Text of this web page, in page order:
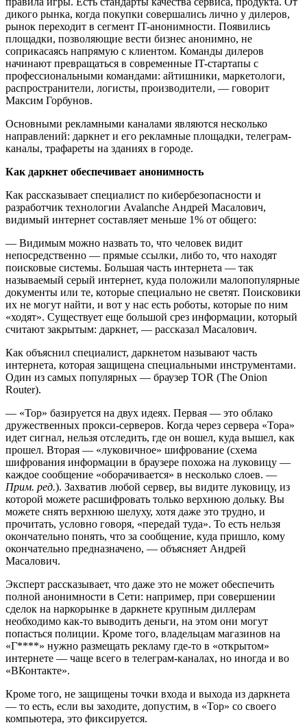
дикого рынка, когда покупки совершались лично у дилеров,
рынок переходит в сегмент IT-анонимности. Появились
площадки, позволяющие вести бизнес анонимно, не
соприкасаясь напрямую с клиентом. Команды дилеров
начинают превращаться в современные IT-стартапы с
профессиональными командами: айтишники, маркетологи,
распространители, логисты, производители, — говорит
Максим Горбунов.
Основными рекламными каналами являются несколько
направлений: даркнет и его рекламные площадки, телеграм-
каналы, трафареты на зданиях в городе.
Как даркнет обеспечивает анонимность
Как рассказывает специалист по кибербезопасности и
разработчик технологии Avalanche Андрей Масалович,
видимый интернет составляет меньше 1% от общего:
— Видимым можно назвать то, что человек видит
непосредственно — прямые ссылки, либо то, что находят
поисковые системы. Большая часть интернета — так
называемый серый интернет, куда положили малопопулярные
документы или те, которые специально не светят. Поисковики
их не могут найти, и вот у нас есть роботы, которые по ним
«ходят». Существует еще большой срез информации, который
считают закрытым: даркнет, — рассказал Масалович.
Как объяснил специалист, даркнетом называют часть
интернета, которая защищена специальными инструментами.
Один из самых популярных — браузер TOR (The Onion
Router).
— «Тор» базируется на двух идеях. Первая — это облако
дружественных прокси-серверов. Когда через сервера «Тора»
идет сигнал, нельзя отследить, где он вошел, куда вышел, как
прошел. Вторая — «луковичное» шифрование (схема
шифрования информации в браузере похожа на луковицу —
каждое сообщение «оборачивается» в несколько слоев. —
Прим. ред.). Захватив любой сервер, вы видите луковицу, из
которой можете расшифровать только верхнюю дольку. Вы
можете снять верхнюю шелуху, хотя даже это трудно, и
прочитать, условно говоря, «передай туда». То есть нельзя
окончательно понять, что за сообщение, куда пришло, кому
окончательно предназначено, — объясняет Андрей
Масалович.
Эксперт рассказывает, что даже это не может обеспечить
полной анонимности в Сети: например, при совершении
сделок на наркорынке в даркнете крупным диллерам
необходимо как-то выводить деньги, на этом они могут
попасться полиции. Кроме того, владельцам магазинов на
«Г****» нужно размещать рекламу где-то в «открытом»
интернете — чаще всего в телеграм-каналах, но иногда и во
«ВКонтакте».
Кроме того, не защищены точки входа и выхода из даркнета
— то есть, если вы заходите, допустим, в «Тор» со своего
компьютера, это фиксируется.